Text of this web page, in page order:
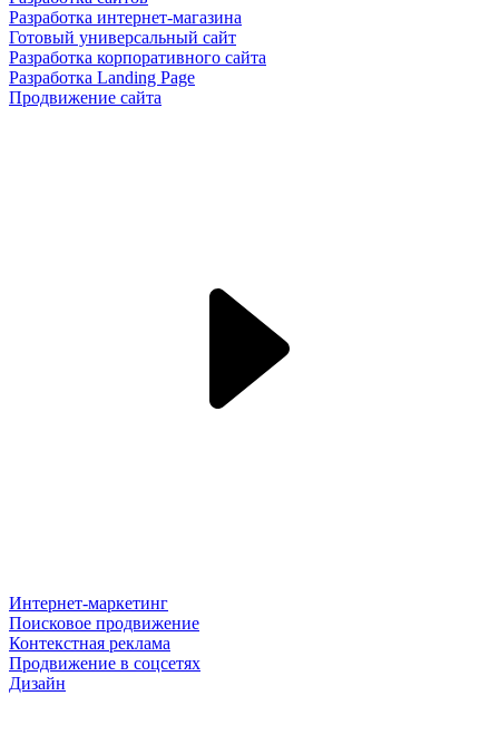
Разработка интернет-магазина
Готовый универсальный сайт
Разработка корпоративного сайта
Разработка Landing Page
Продвижение сайта
Интернет-маркетинг
Поисковое продвижение
Контекстная реклама
Продвижение в соцсетях
Дизайн